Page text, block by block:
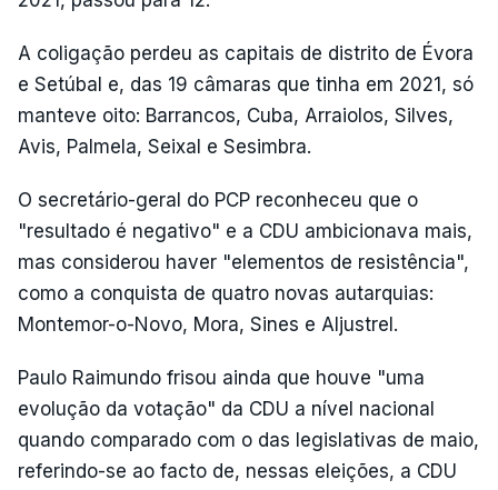
A coligação perdeu as capitais de distrito de Évora
e Setúbal e, das 19 câmaras que tinha em 2021, só
manteve oito: Barrancos, Cuba, Arraiolos, Silves,
Avis, Palmela, Seixal e Sesimbra.
O secretário-geral do PCP reconheceu que o
"resultado é negativo" e a CDU ambicionava mais,
mas considerou haver "elementos de resistência",
como a conquista de quatro novas autarquias:
Montemor-o-Novo, Mora, Sines e Aljustrel.
Paulo Raimundo frisou ainda que houve "uma
evolução da votação" da CDU a nível nacional
quando comparado com o das legislativas de maio,
referindo-se ao facto de, nessas eleições, a CDU